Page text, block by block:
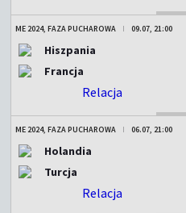
ME 2024, FAZA PUCHAROWA 09.07, 21:00
Hiszpania
Francja
Relacja
ME 2024, FAZA PUCHAROWA 06.07, 21:00
Holandia
Turcja
Relacja